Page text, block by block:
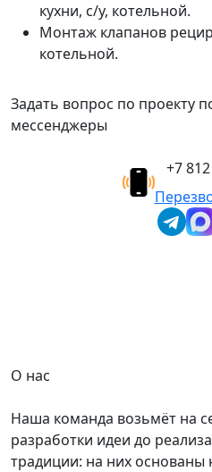
кухни, с/у, котельной.
Монтаж клапанов
котельной.
Задать вопрос по проекту
мессенджеры
+7
О нас
Наша команда возьмёт на
разработки идеи до
традиции: на них